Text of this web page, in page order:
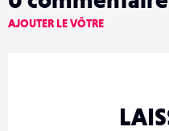
AJOUTER LE VÔTRE